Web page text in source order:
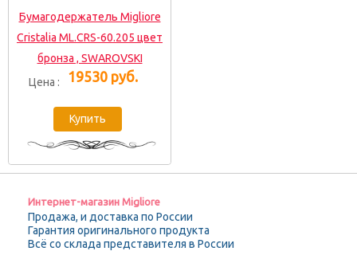
Бумагодержатель Migliore
Cristalia ML.CRS-60.205 цвет
бронза , SWAROVSKI
Цена :
19530 руб.
Интернет-магазин Migliore
Продажа, и доставка по России
Гарантия оригинального продукта
Всё со склада представителя в России